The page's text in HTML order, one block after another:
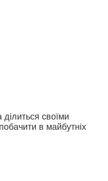
своїми
в майбутніх